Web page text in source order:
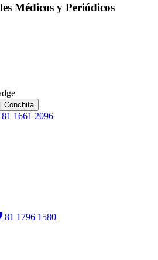
Médicos y Periódicos
Conchita
81 1661 2096
81 1796 1580